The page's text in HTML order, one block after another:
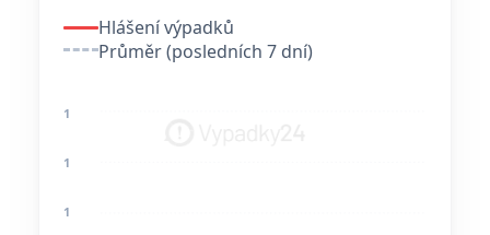
Hlášení výpadků
Průměr (posledních 7 dní)
1
1
1